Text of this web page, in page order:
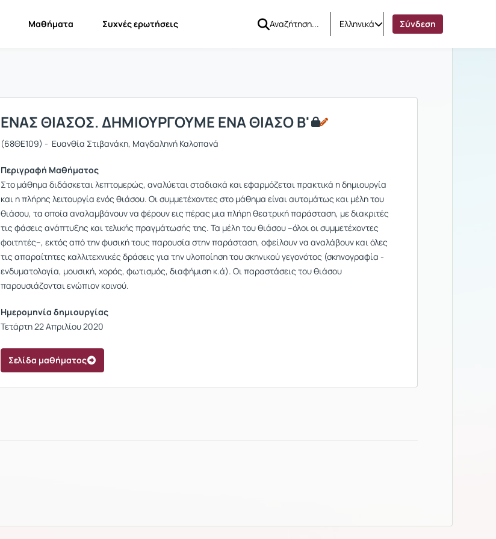
Μαθήματα Συχνές ερωτήσεις Ελληνικά Σύνδεση
ΕΝΑΣ ΘΙΑΣΟΣ. ΔΗΜΙΟΥΡΓΟΥΜΕ ΕΝΑ ΘΙΑΣΟ Β'
(68ΘΕ109) - Ευανθία Στιβανάκη, Μαγδαληνή Καλοπανά
Περιγραφή Μαθήματος
Στο μάθημα διδάσκεται λεπτομερώς, αναλύεται σταδιακά και εφαρμόζεται πρακτικά η δημιουργία
και η πλήρης λειτουργία ενός θιάσου. Οι συμμετέχοντες στο μάθημα είναι αυτομάτως και μέλη του
θιάσου, τα οποία αναλαμβάνουν να φέρουν εις πέρας μια πλήρη θεατρική παράσταση, με διακριτές
τις φάσεις ανάπτυξης και τελικής πραγμάτωσής της. Τα μέλη του θιάσου –όλοι οι συμμετέχοντες
φοιτητές–, εκτός από την φυσική τους παρουσία στην παράσταση, οφείλουν να αναλάβουν και όλες
τις απαραίτητες καλλιτεχνικές δράσεις για την υλοποίηση του σκηνικού γεγονότος (σκηνογραφία -
ενδυματολογία, μουσική, χορός, φωτισμός, διαφήμιση κ.ά). Οι παραστάσεις του θιάσου
παρουσιάζονται ενώπιον κοινού.
Ημερομηνία δημιουργίας
Τετάρτη 22 Απριλίου 2020
Σελίδα μαθήματος